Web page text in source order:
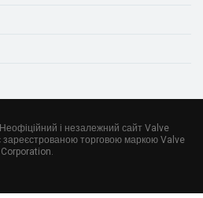
і незалежний сайт Valve
торговою маркою Valve
Corporation.